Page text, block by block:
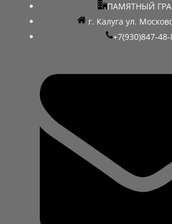
ПАМЯТНЫЙ
г. Калуга ул.
+7(930)847-